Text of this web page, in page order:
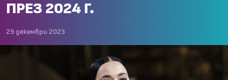
ПРЕЗ 2024 Г.
29 декември 2023